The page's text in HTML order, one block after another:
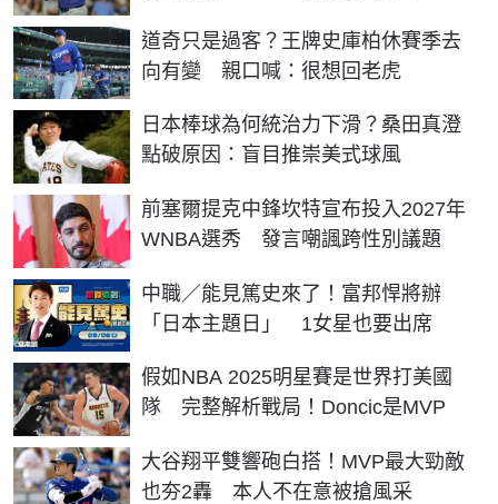
道奇只是過客？王牌史庫柏休賽季去
向有變 親口喊：很想回老虎
日本棒球為何統治力下滑？桑田真澄
點破原因：盲目推崇美式球風
前塞爾提克中鋒坎特宣布投入2027年
WNBA選秀 發言嘲諷跨性別議題
中職／能見篤史來了！富邦悍將辦
「日本主題日」 1女星也要出席
假如NBA 2025明星賽是世界打美國
隊 完整解析戰局！Doncic是MVP
大谷翔平雙響砲白搭！MVP最大勁敵
也夯2轟 本人不在意被搶風采